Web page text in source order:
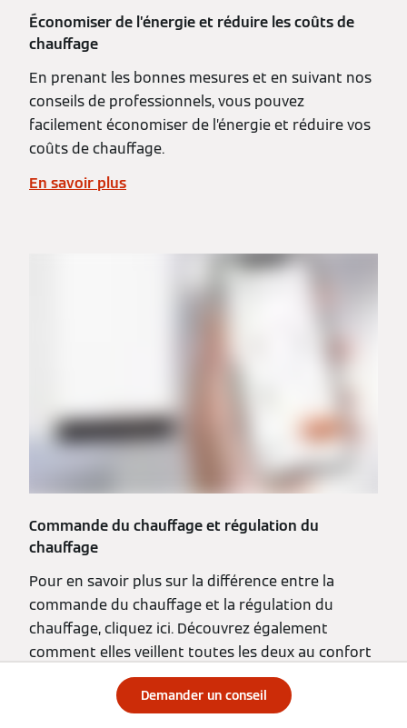
Demander un conseil
Économiser de l’énergie et réduire les coûts de
chauffage
En prenant les bonnes mesures et en suivant nos
conseils de professionnels, vous pouvez
facilement économiser de l’énergie et réduire vos
coûts de chauffage.
En savoir plus
Commande du chauffage et régulation du
chauffage
Pour en savoir plus sur la différence entre la
commande du chauffage et la régulation du
chauffage, cliquez ici. Découvrez également
comment elles veillent toutes les deux au confort
thermique de votre maison.
En savoir plus